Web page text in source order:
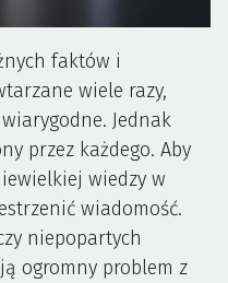
faktów i
wiele razy,
Jednak
przez każdego. Aby
wiedzy w
wiadomość.
niepopartych
ogromny problem z